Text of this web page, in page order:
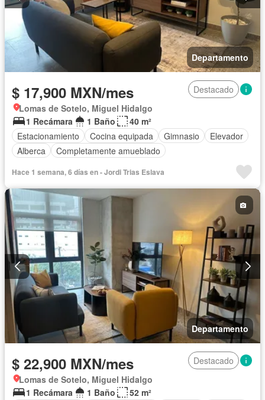
Departamento
$ 17,900 MXN/mes
Destacado
Lomas de Sotelo, Miguel Hidalgo
1 Recámara
1 Baño
40 m²
Estacionamiento
Cocina equipada Gimnasio
Elevador
Alberca
Completamente amueblado
Hace 1 semana, 6 días en - Jordi Trias Eslava
Departamento
$ 22,900 MXN/mes
Destacado
Lomas de Sotelo, Miguel Hidalgo
1 Recámara
1 Baño
52 m²